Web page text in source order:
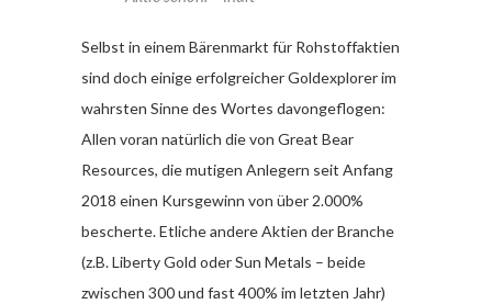
Selbst in einem Bärenmarkt für Rohstoffaktien
sind doch einige erfolgreicher Goldexplorer im
wahrsten Sinne des Wortes davongeflogen:
Allen voran natürlich die von Great Bear
Resources, die mutigen Anlegern seit Anfang
2018 einen Kursgewinn von über 2.000%
bescherte. Etliche andere Aktien der Branche
(z.B. Liberty Gold oder Sun Metals – beide
zwischen 300 und fast 400% im letzten Jahr)